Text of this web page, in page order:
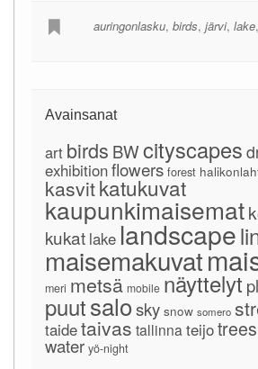
auringonlasku,birds,järvi,lake
Avainsanat
art birds BWcityscapes
exhibitionflowers forest
kasvitkatukuvat
kaupunkimaisemat
kukat lake landscape
maisemakuvat
meri metsä mobile näyttelyt
puutsalosky snow somero
taidetaivas tallinna teijotrees
water yö-night